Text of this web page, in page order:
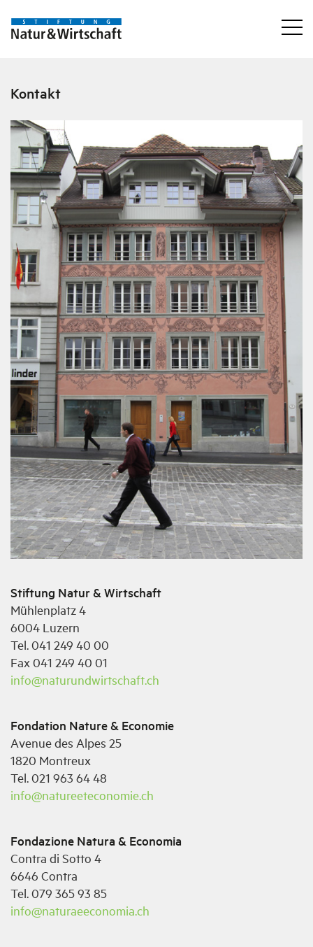
Kontakt
Stiftung Natur & Wirtschaft
Mühlenplatz 4
6004 Luzern
Tel. 041 249 40 00
Fax 041 249 40 01
info@naturundwirtschaft.ch
Fondation Nature & Economie
Avenue des Alpes 25
1820 Montreux
Tel. 021 963 64 48
info@natureeteconomie.ch
Fondazione Natura & Economia
Contra di Sotto 4
6646 Contra
Tel. 079 365 93 85
info@naturaeeconomia.ch